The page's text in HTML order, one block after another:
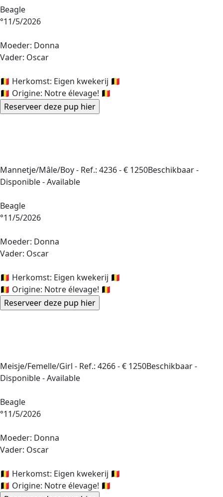
Beagle
°11/5/2026
Moeder: Donna
Vader: Oscar
🇧🇪 Herkomst: Eigen kwekerij 🇧🇪
🇧🇪 Origine: Notre élevage! 🇧🇪
Mannetje/Mâle/Boy - Ref.: 4236-€ 1250Beschikbaar -
Disponible - Available
Beagle
°11/5/2026
Moeder: Donna
Vader: Oscar
🇧🇪 Herkomst: Eigen kwekerij 🇧🇪
🇧🇪 Origine: Notre élevage! 🇧🇪
Meisje/Femelle/Girl - Ref.: 4266-€ 1250Beschikbaar -
Disponible - Available
Beagle
°11/5/2026
Moeder: Donna
Vader: Oscar
🇧🇪 Herkomst: Eigen kwekerij 🇧🇪
🇧🇪 Origine: Notre élevage! 🇧🇪